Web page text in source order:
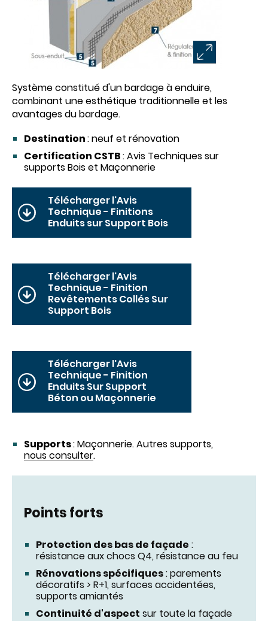
Système constitué d'un bardage à enduire,
combinant une esthétique traditionnelle et les
avantages du bardage.
Destination: neuf et rénovation
Certification CSTB: Avis Techniques sur
supports Bois et Maçonnerie
Télécharger l'Avis
Technique - Finitions
Enduits sur Support Bois
Télécharger l'Avis
Technique - Finition
Revêtements Collés Sur
Support Bois
Télécharger l'Avis
Technique - Finition
Enduits Sur Support
Béton ou Maçonnerie
Supports: Maçonnerie. Autres supports,
nous consulter.
Points forts
Protection des bas de façade :
résistance aux chocs Q4, résistance au feu
Rénovations spécifiques: parements
décoratifs > R+1, surfaces accidentées,
supports amiantés
Continuité d'aspect sur toute la façade